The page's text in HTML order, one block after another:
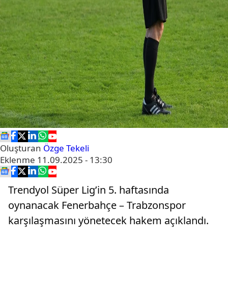
Oluşturan Özge Tekeli
Eklenme 11.09.2025 - 13:30
Trendyol Süper Lig’in 5. haftasında
oynanacak Fenerbahçe – Trabzonspor
karşılaşmasını yönetecek hakem açıklandı.